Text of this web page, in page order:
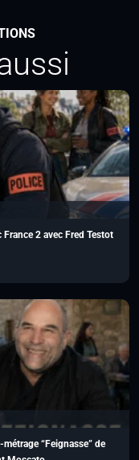
2 avec Fred Testot
“Feignasse” de